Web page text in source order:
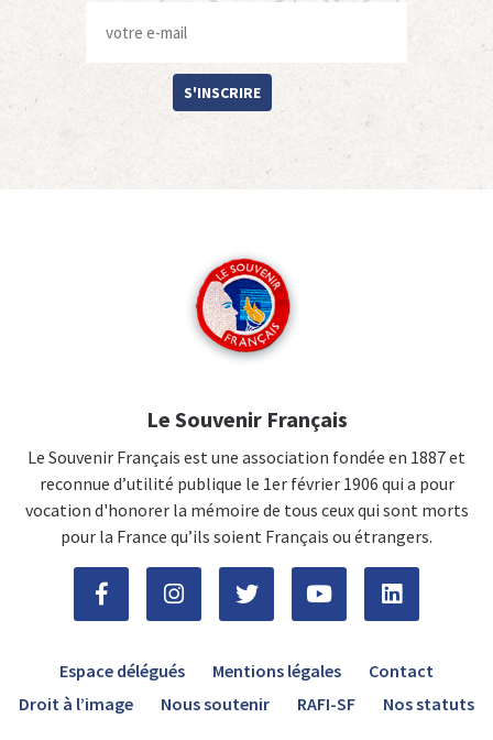
S'INSCRIRE
Le Souvenir Français
Le Souvenir Français est une association fondée en 1887 et
reconnue d’utilité publique le 1er février 1906 qui a pour
vocation d'honorer la mémoire de tous ceux qui sont morts
pour la France qu’ils soient Français ou étrangers.
Espace délégués Mentions légales
Contact
Droit à l’image
Nous soutenir RAFI-SF Nos statuts